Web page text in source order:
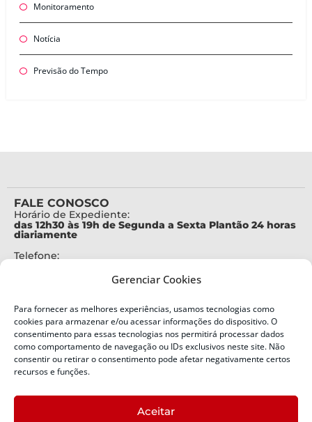
Gerenciar Cookies
Para fornecer as melhores experiências, usamos tecnologias como
cookies para armazenar e/ou acessar informações do dispositivo. O
consentimento para essas tecnologias nos permitirá processar dados
como comportamento de navegação ou IDs exclusivos neste site. Não
consentir ou retirar o consentimento pode afetar negativamente certos
recursos e funções.
Aceitar
Monitoramento
Notícia
Previsão do Tempo
FALE CONOSCO
Horário de Expediente:
das 12h30 às 19h de Segunda a Sexta Plantão 24 horas
diariamente
Telefone:
Alertas Defesa Civil:
SMS 40199
ENDEREÇO
Defesa Civil do Estado de Santa Catarina
Bairro:
Capoeiras, Florianópolis, SC